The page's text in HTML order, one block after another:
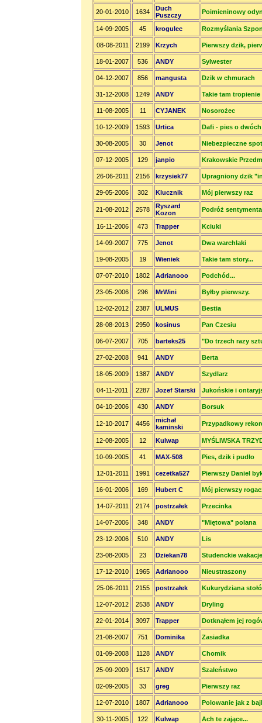
20-01-2010 1634
Duch
Puszczy
Poimieninowy
14-09-2005 45 krogulec Rozmyślania
08-08-2011 2199 Krzych Pierwszy dzik,
18-01-2007 536 ANDY Sylwester
04-12-2007 856 mangusta Dzik w chmurach
31-12-2008 1249 ANDY Takie tam tropienie
11-08-2005 11 CYJANEK Nosorożec
10-12-2009 1593 Urtica Dafi - pies o
30-08-2005 30 Jenot Niebezpieczne
07-12-2005 129 janpio Krakowskie
26-06-2011 2156 krzysiek77 Upragniony dzik
29-05-2006 302 Klucznik Mój pierwszy raz
21-08-2012 2578
Ryszard
Kozon
Podróż
16-11-2006 473 Trapper Kciuki
14-09-2007 775 Jenot Dwa warchlaki
19-08-2005 19 Wieniek Takie tam story...
07-07-2010 1802 Adrianooo Podchód...
23-05-2006 296 MrWini Byłby pierwszy.
12-02-2012 2387 ULMUS Bestia
28-08-2013 2950 kosinus Pan Czesiu
06-07-2007 705 barteks25 "Do trzech razy
27-02-2008 941 ANDY Berta
18-05-2009 1387 ANDY Szydlarz
04-11-2011 2287 Jozef Starski Jukońskie i
04-10-2006 430 ANDY Borsuk
12-10-2017 4456
michał
kaminski
Przypadkowy
12-08-2005 12 Kulwap MYŚLIWSKA
10-09-2005 41 MAX-508 Pies, dzik i pudło
12-01-2011 1991 cezetka527 Pierwszy Daniel
16-01-2006 169 Hubert C Mój pierwszy
14-07-2011 2174 postrzałek Przecinka
14-07-2006 348 ANDY "Miętowa" polana
23-12-2006 510 ANDY Lis
23-08-2005 23 Dziekan78 Studenckie wakacje
17-12-2010 1965 Adrianooo Nieustraszony
25-06-2011 2155 postrzałek Kukurydziana
12-07-2012 2538 ANDY Dryling
22-01-2014 3097 Trapper Dotknąłem jej
21-08-2007 751 Dominika Zasiadka
01-09-2008 1128 ANDY Chomik
25-09-2009 1517 ANDY Szaleństwo
02-09-2005 33 greg Pierwszy raz
12-07-2010 1807 Adrianooo Polowanie jak z
30-11-2005 122 Kulwap Ach te zające...